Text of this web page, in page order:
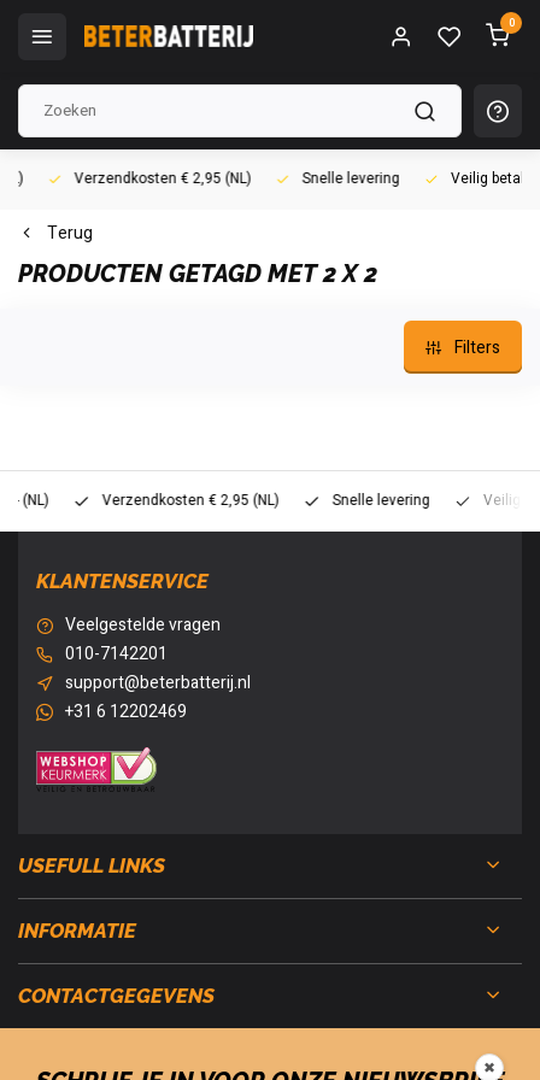
0
Verzendkosten € 2,95 (NL) Snelle levering Veilig betalen
Terug
PRODUCTEN GETAGD MET 2 X 2
Filters
Verzendkosten € 2,95 (NL) Snelle levering Veilig
KLANTENSERVICE
Veelgestelde vragen
010-7142201
support@beterbatterij.nl
+31 6 12202469
USEFULL LINKS
INFORMATIE
CONTACTGEGEVENS
✖